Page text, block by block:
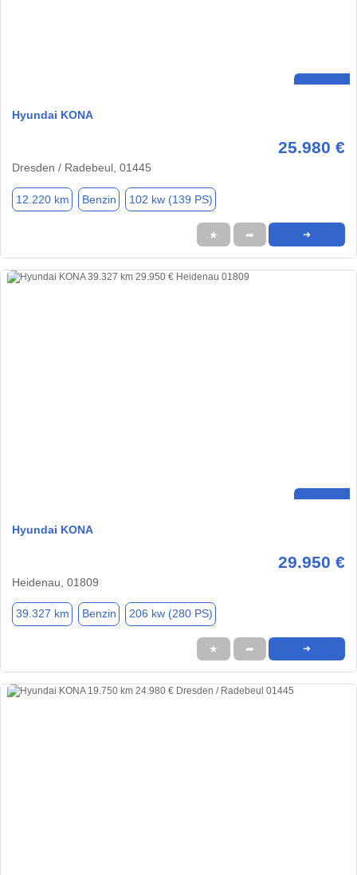
Hyundai KONA
25.980 €
Dresden / Radebeul, 01445
12.220 km Benzin 102 kw (139 PS)
★ ➦ ➜
Hyundai KONA
29.950 €
Heidenau, 01809
39.327 km Benzin 206 kw (280 PS)
★ ➦ ➜